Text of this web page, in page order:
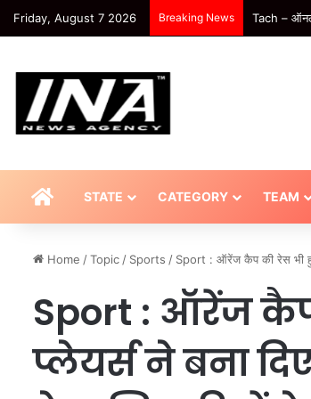
Friday, August 7 2026 Breaking News Tach –
HOMESTATE CATEGORY TEAM
Home /Topic / Sports / Sport : ऑरेंज कैप की रेस भी
Sport : ऑरेंज
प्लेयर्स ने बना